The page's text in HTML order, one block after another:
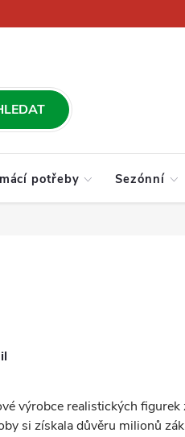
osobních údajů
potřeby Sezónní
výrobce realistických
si získala důvěru milionů